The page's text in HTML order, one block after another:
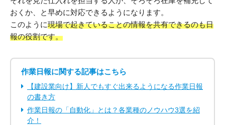
おくか、と早めに対応できるようになります。
このように現場で起きていることの情報を共有できるのも日
報の役割です。
作業日報に関する記事はこちら
【建設業向け】新人でもすぐ出来るようになる作業日報
の書き方
作業日報の「自動化」とは？各業種のノウハウ3選を紹
介！